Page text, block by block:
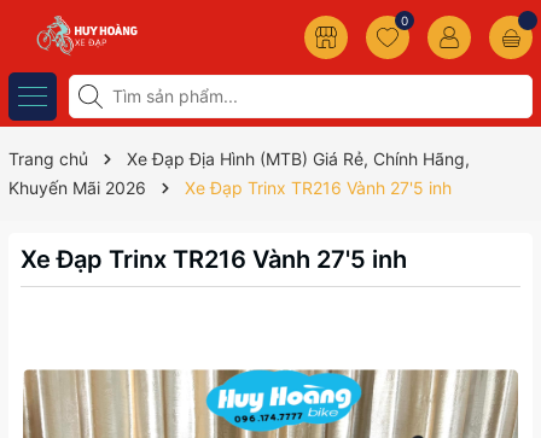
0
Trang chủ
Xe Đạp Địa Hình (MTB) Giá Rẻ, Chính Hãng,
Khuyến Mãi 2026
Xe Đạp Trinx TR216 Vành 27'5 inh
Xe Đạp Trinx TR216 Vành 27'5 inh